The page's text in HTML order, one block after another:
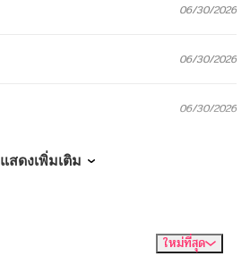
06/30/2026
06/30/2026
06/30/2026
06/30/2026
แสดงเพิ่มเติม
ใหม่ที่สุด